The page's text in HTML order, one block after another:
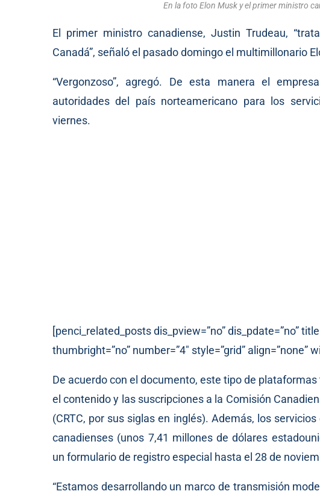
En la foto Elon Musk y el primer ministro
El primer ministro canadiense, Justin Trudeau,
Canadá”, señalóel pasado domingo el multimillonario
“Vergonzoso”, agregó. De esta manera el
autoridades del país norteamericano para los
viernes.
[penci_related_posts dis_pview=”no” dis_pdate=”no”
thumbright=”no” number=”4″ style=”grid” align=”none”
De acuerdo con el documento, este tipo de
el contenido y las suscripciones a la Comisión
(CRTC, por sus siglas en inglés). Además, los
canadienses (unos 7,41 millones de dólares
un formulario de registro especial hasta el 28 de
“Estamos desarrollando un marco de transmisión